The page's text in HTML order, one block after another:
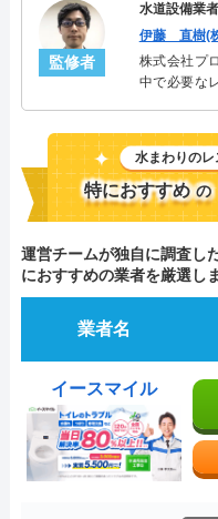
監修者
水道設備業
伊藤 直樹(
株式会社
中で必要な
トイレ・洗
くのお客様
ン」のスペ
水まわりのレ
特におすすめ の
運営チームが独自に調査し
におすすめの業者を厳選し
業者名
イースマイル